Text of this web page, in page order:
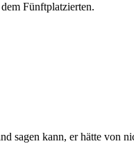
Fünftplatzierten.
sagen kann, er hätte von